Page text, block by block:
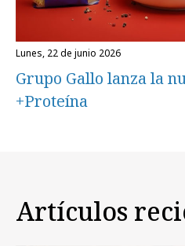
lunes, 22 de junio 2026
Grupo Gallo lanza la
+Proteína
Artículos